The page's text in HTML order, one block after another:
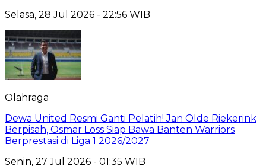
Selasa, 28 Jul 2026 - 22:56 WIB
Olahraga
Dewa United Resmi Ganti Pelatih! Jan Olde Riekerink
Berpisah, Osmar Loss Siap Bawa Banten Warriors
Berprestasi di Liga 1 2026/2027
Senin, 27 Jul 2026 - 01:35 WIB